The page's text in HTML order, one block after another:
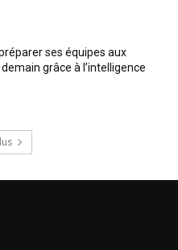
ses équipes aux
grâce à l’intelligence